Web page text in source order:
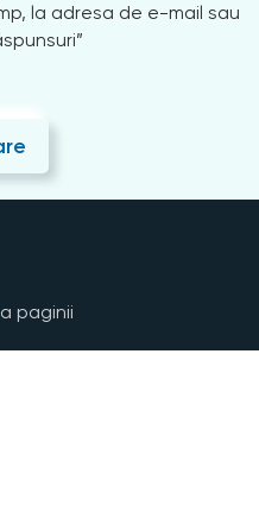
la adresa de e-mail sau
paginii